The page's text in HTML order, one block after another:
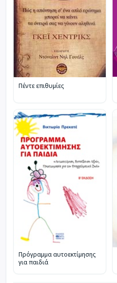
Πέντε επιθυμίες
Πρόγραμμα αυτοεκτίμησης
για παιδιά